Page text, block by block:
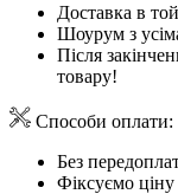
Доставка в
Шоурум з
Після
товару!
Способи оплати:
Без
Фіксуємо ціну